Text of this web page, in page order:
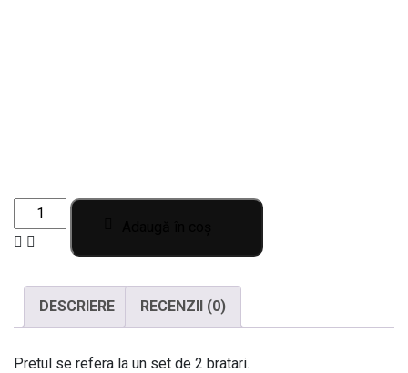
de
bratari
pentru
dragi
DESCRIERE RECENZII (0)
Pretul se refera la un set de 2 bratari.